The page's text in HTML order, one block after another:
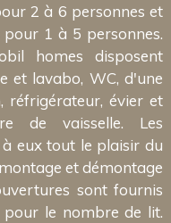
2 à 6 personnes et
1 à 5 personnes.
homes disposent
et lavabo, WC, d'une
réfrigérateur, évier et
de vaisselle. Les
eux tout le plaisir du
et démontage
sont fournis
pour le nombre de lit.